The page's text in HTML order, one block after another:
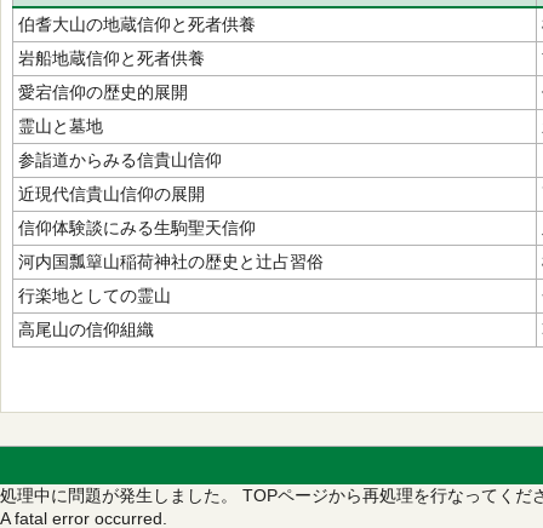
伯耆大山の地蔵信仰と死者供養
岩船地蔵信仰と死者供養
愛宕信仰の歴史的展開
霊山と墓地
参詣道からみる信貴山信仰
近現代信貴山信仰の展開
信仰体験談にみる生駒聖天信仰
河内国瓢簞山稲荷神社の歴史と辻占習俗
行楽地としての霊山
高尾山の信仰組織
処理中に問題が発生しました。 TOPページから再処理を行なってくだ
A fatal error occurred.